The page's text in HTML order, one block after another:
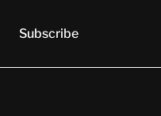
Subscribe